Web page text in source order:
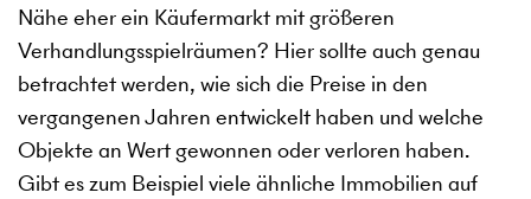
Nähe eher ein Käufermarkt mit größeren
Verhandlungsspielräumen? Hier sollte auch genau
betrachtet werden, wie sich die Preise in den
vergangenen Jahren entwickelt haben und welche
Objekte an Wert gewonnen oder verloren haben.
Gibt es zum Beispiel viele ähnliche Immobilien auf